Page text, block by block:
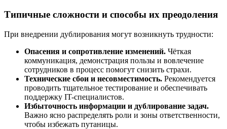
Типичные сложности и способы их преодоления
При внедрении дублирования могут возникнуть трудности:
Опасения и сопротивление изменений. Чёткая
коммуникация, демонстрация пользы и вовлечение
сотрудников в процесс помогут снизить страхи.
Технические сбои и несовместимость. Рекомендуется
проводить тщательное тестирование и обеспечивать
поддержку IT-специалистов.
Избыточность информации и дублирование задач.
Важно ясно распределять роли и зоны ответственности,
чтобы избежать путаницы.